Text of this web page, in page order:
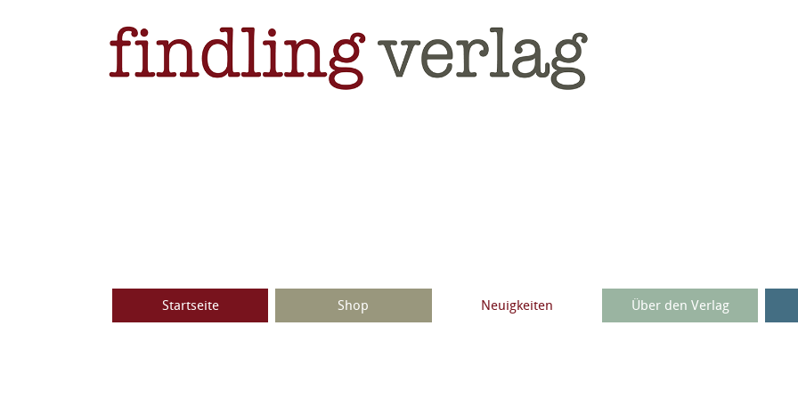
Startseite Shop Neuigkeiten Über den Verlag